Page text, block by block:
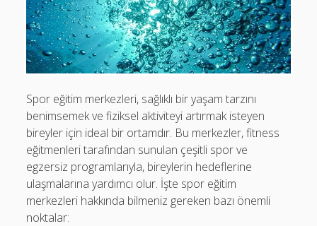
Spor eğitim merkezleri, sağlıklı bir yaşam tarzını
benimsemek ve fiziksel aktiviteyi artırmak isteyen
bireyler için ideal bir ortamdır. Bu merkezler, fitness
eğitmenleri tarafından sunulan çeşitli spor ve
egzersiz programlarıyla, bireylerin hedeflerine
ulaşmalarına yardımcı olur. İşte spor eğitim
merkezleri hakkında bilmeniz gereken bazı önemli
noktalar: